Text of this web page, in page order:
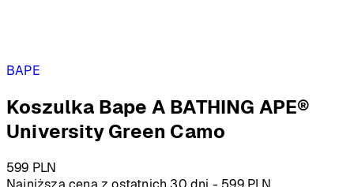
BAPE
Koszulka Bape A BATHING APE®
University Green Camo
599 PLN